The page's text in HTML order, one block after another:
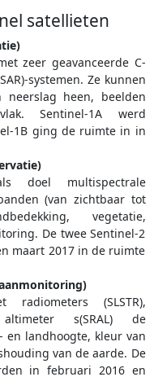
satellieten
zeer geavanceerde C-
systemen. Ze kunnen
heen, beelden
Sentinel-1A werd
1B ging de ruimte in in
doel multispectrale
(van zichtbaar tot
vegetatie,
De twee Sentinel-2
maart 2017 in de ruimte
(SLSTR),
s(SRAL) de
en landhoogte, kleur van
van de aarde. De
in februari 2016 en